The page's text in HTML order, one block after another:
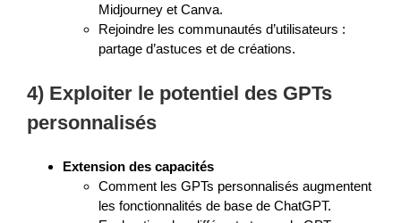
Midjourney et Canva.
Rejoindre les communautés d’utilisateurs :
partage d’astuces et de créations.
4) Exploiter le potentiel des GPTs
personnalisés
Extension des capacités
Comment les GPTs personnalisés augmentent
les fonctionnalités de base de ChatGPT.